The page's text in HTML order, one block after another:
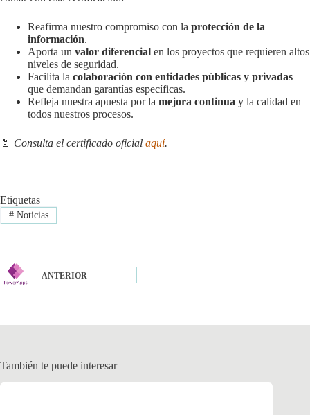
Reafirma nuestro compromiso con la protección de la
información.
Aporta un valor diferencial en los proyectos que requieren altos
niveles de seguridad.
Facilita la colaboración con entidades públicas y privadas
que demandan garantías específicas.
Refleja nuestra apuesta por la mejora continua y la calidad en
todos nuestros procesos.
📄 Consulta el certificado oficial aquí.
Etiquetas
#Noticias
ANTERIOR
También te puede interesar